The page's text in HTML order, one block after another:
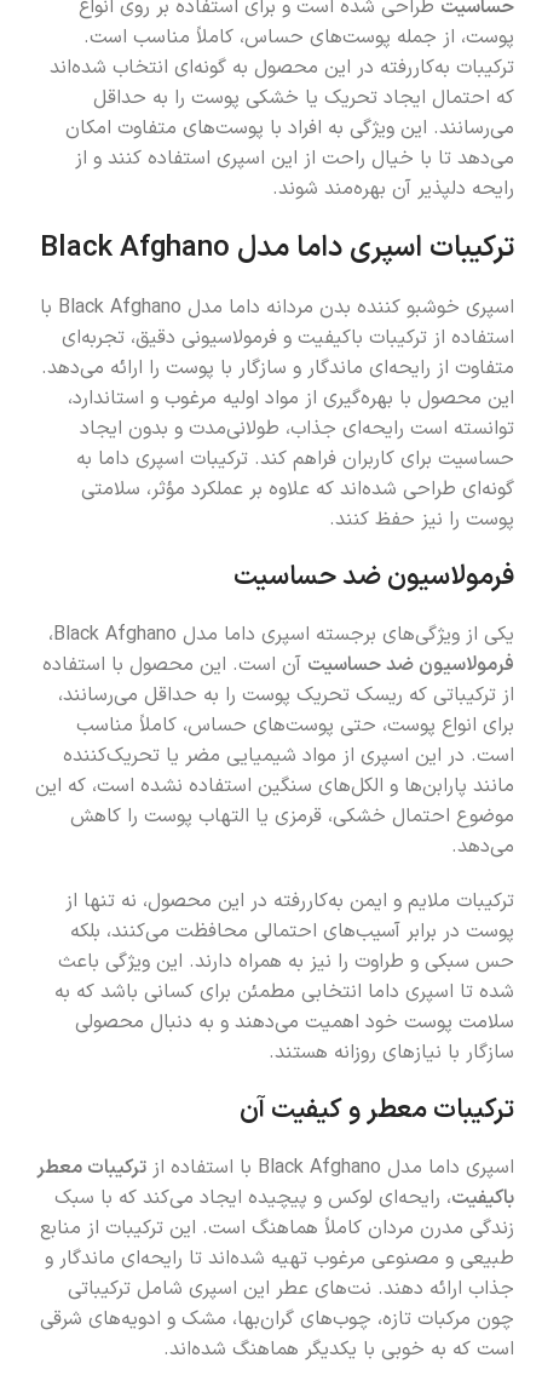
حساسیت طراحی شده است و برای استفاده بر روی انواع
پوست، از جمله پوست‌های حساس، کاملاً مناسب است.
ترکیبات به‌کاررفته در این محصول به گونه‌ای انتخاب شده‌اند
که احتمال ایجاد تحریک یا خشکی پوست را به حداقل
می‌رسانند. این ویژگی به افراد با پوست‌های متفاوت امکان
می‌دهد تا با خیال راحت از این اسپری استفاده کنند و از
رایحه دلپذیر آن بهره‌مند شوند.
ترکیبات اسپری داما مدل Black Afghano
اسپری خوشبو کننده بدن مردانه داما مدل Black Afghano با
استفاده از ترکیبات باکیفیت و فرمولاسیونی دقیق، تجربه‌ای
متفاوت از رایحه‌ای ماندگار و سازگار با پوست را ارائه می‌دهد.
این محصول با بهره‌گیری از مواد اولیه مرغوب و استاندارد،
توانسته است رایحه‌ای جذاب، طولانی‌مدت و بدون ایجاد
حساسیت برای کاربران فراهم کند. ترکیبات اسپری داما به
گونه‌ای طراحی شده‌اند که علاوه بر عملکرد مؤثر، سلامتی
پوست را نیز حفظ کنند.
فرمولاسیون ضد حساسیت
یکی از ویژگی‌های برجسته اسپری داما مدل Black Afghano،
فرمولاسیون ضد حساسیت آن است. این محصول با استفاده
از ترکیباتی که ریسک تحریک پوست را به حداقل می‌رسانند،
برای انواع پوست، حتی پوست‌های حساس، کاملاً مناسب
است. در این اسپری از مواد شیمیایی مضر یا تحریک‌کننده
مانند پارابن‌ها و الکل‌های سنگین استفاده نشده است، که این
موضوع احتمال خشکی، قرمزی یا التهاب پوست را کاهش
می‌دهد.
ترکیبات ملایم و ایمن به‌کاررفته در این محصول، نه تنها از
پوست در برابر آسیب‌های احتمالی محافظت می‌کنند، بلکه
حس سبکی و طراوت را نیز به همراه دارند. این ویژگی باعث
شده تا اسپری داما انتخابی مطمئن برای کسانی باشد که به
سلامت پوست خود اهمیت می‌دهند و به دنبال محصولی
سازگار با نیازهای روزانه هستند.
ترکیبات معطر و کیفیت آن
اسپری داما مدل Black Afghano با استفاده از
ترکیبات معطر
باکیفیت، رایحه‌ای لوکس و پیچیده ایجاد می‌کند که با سبک
زندگی مدرن مردان کاملاً هماهنگ است. این ترکیبات از منابع
طبیعی و مصنوعی مرغوب تهیه شده‌اند تا رایحه‌ای ماندگار و
جذاب ارائه دهند. نت‌های عطر این اسپری شامل ترکیباتی
چون مرکبات تازه، چوب‌های گران‌بها، مشک و ادویه‌های شرقی
است که به خوبی با یکدیگر هماهنگ شده‌اند.